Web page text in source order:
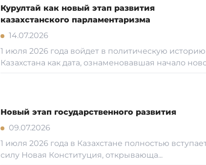
Курултай как новый этап развития
казахстанского парламентаризма
14.07.2026
1 июля 2026 года войдет в политическую историю
Казахстана как дата, ознаменовавшая начало
Новый этап государственного развития
09.07.2026
1 июля 2026 года в Казахстане полностью
силу Новая Конституция, открывающа...